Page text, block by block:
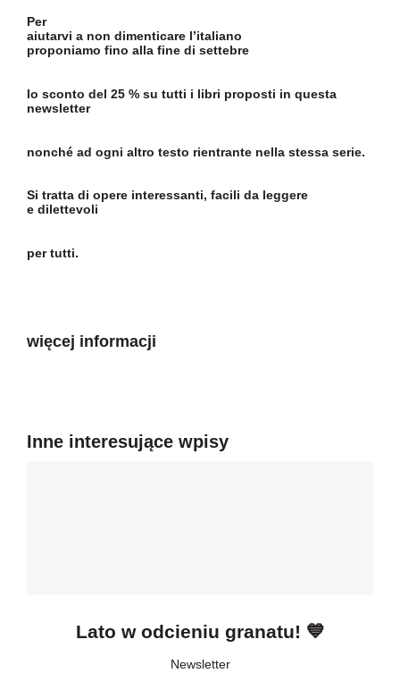
Per
aiutarvi a non dimenticare l’italiano
proponiamo fino alla fine di settebre
lo sconto del 25 % su tutti i libri proposti in questa
newsletter
nonché ad ogni altro testo rientrante nella stessa serie.
Si tratta di opere interessanti, facili da leggere
e dilettevoli
per tutti.
więcej informacji
Inne interesujące wpisy
Lato w odcieniu granatu! 💙
Newsletter